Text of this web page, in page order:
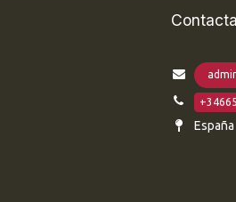
España